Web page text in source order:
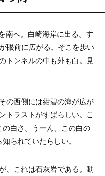
南へ。白崎海岸に出る。す
眼前に広がる。そこを歩い
トンネルの中も外も白。見
の西側には紺碧の海が広が
トラストがすばらしい。こ
の白さ。うーん、この白の
られていたらしい。
、これは石灰岩である。動